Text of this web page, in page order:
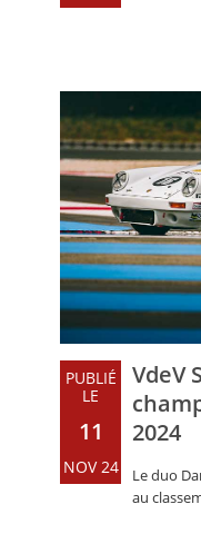
inédite
PUBLIÉ
LE
11
NOV 24
VdeV
2024
Le duo
au